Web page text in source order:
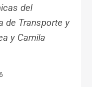
del
de Transporte y
y Camila